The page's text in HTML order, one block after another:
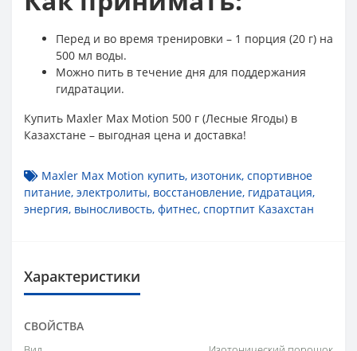
Перед и во время тренировки – 1 порция (20 г) на
500 мл воды.
Можно пить в течение дня для поддержания
гидратации.
Купить Maxler Max Motion 500 г (Лесные Ягоды) в
Казахстане – выгодная цена и доставка!
Maxler Max Motion купить, изотоник, спортивное
питание, электролиты, восстановление, гидратация,
энергия, выносливость, фитнес, спортпит Казахстан
Характеристики
СВОЙСТВА